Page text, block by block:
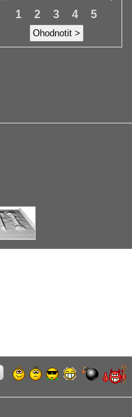
1 2 3 4 5